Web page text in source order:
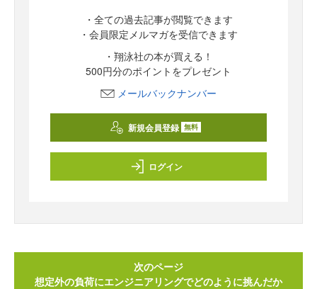
・全ての過去記事が閲覧できます
・会員限定メルマガを受信できます
・翔泳社の本が買える！
500円分のポイントをプレゼント
メールバックナンバー
新規会員登録 無料
ログイン
次のページ
想定外の負荷にエンジニアリングでどのように挑んだか